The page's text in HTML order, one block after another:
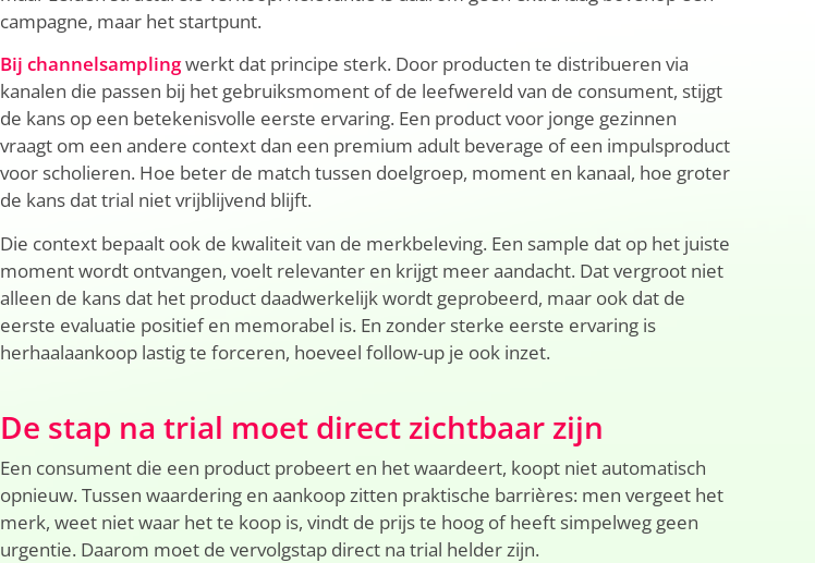
campagne, maar het startpunt.
Bij channelsamplingwerkt dat principe sterk. Door producten te distribueren via
kanalen die passen bij het gebruiksmoment of de leefwereld van de consument, stijgt
de kans op een betekenisvolle eerste ervaring. Een product voor jonge gezinnen
vraagt om een andere context dan een premium adult beverage of een impulsproduct
voor scholieren. Hoe beter de match tussen doelgroep, moment en kanaal, hoe groter
de kans dat trial niet vrijblijvend blijft.
Die context bepaalt ook de kwaliteit van de merkbeleving. Een sample dat op het juiste
moment wordt ontvangen, voelt relevanter en krijgt meer aandacht. Dat vergroot niet
alleen de kans dat het product daadwerkelijk wordt geprobeerd, maar ook dat de
eerste evaluatie positief en memorabel is. En zonder sterke eerste ervaring is
herhaalaankoop lastig te forceren, hoeveel follow-up je ook inzet.
De stap na trial moet direct zichtbaar zijn
Een consument die een product probeert en het waardeert, koopt niet automatisch
opnieuw. Tussen waardering en aankoop zitten praktische barrières: men vergeet het
merk, weet niet waar het te koop is, vindt de prijs te hoog of heeft simpelweg geen
urgentie. Daarom moet de vervolgstap direct na trial helder zijn.